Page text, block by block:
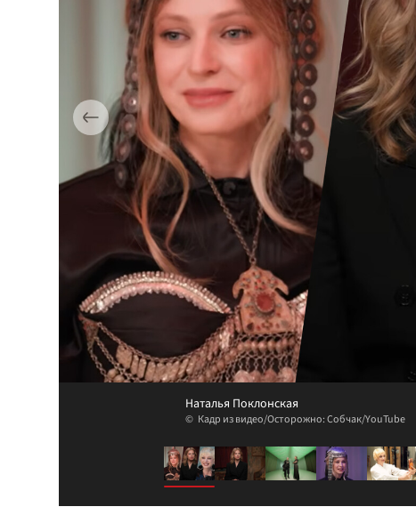
Наталья Поклонская
Кадр из видео/Осторожно: Собчак/YouTube